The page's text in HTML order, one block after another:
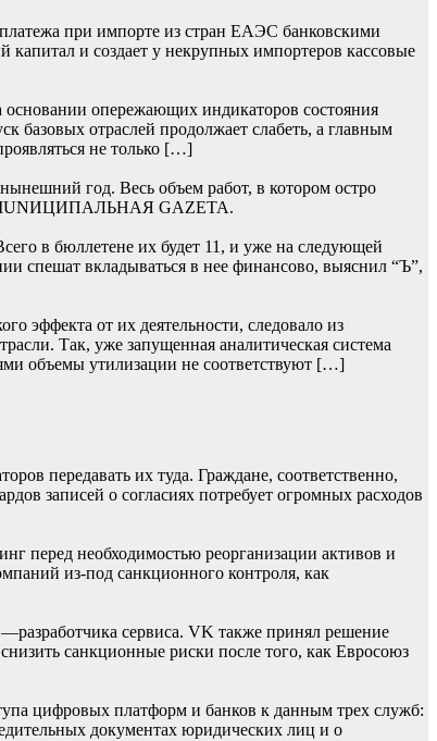
при импорте из стран ЕАЭС банковскими
капитал и создает у некрупных импортеров кассовые
опережающих индикаторов состояния
базовых отраслей продолжает слабеть, а главным
не только […]
год. Весь объем работ, в котором остро
MUNИЦИПАЛЬНАЯ GAZЕТА.
в бюллетене их будет 11, и уже на следующей
спешат вкладываться в нее финансово, выяснил “Ъ”,
эффекта от их деятельности, следовало из
Так, уже запущенная аналитическая система
объемы утилизации не соответствуют […]
передавать их туда. Граждане, соответственно,
записей о согласиях потребует огромных расходов
перед необходимостью реорганизации активов и
из-под санкционного контроля, как
сервиса. VK также принял решение
санкционные риски после того, как Евросоюз
цифровых платформ и банков к данным трех служб:
документах юридических лиц и о